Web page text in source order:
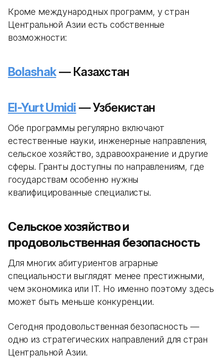
Кроме международных программ, у стран
Центральной Азии есть собственные
возможности:
Bolashak— Казахстан
El-Yurt Umidi — Узбекистан
Обе программы регулярно включают
естественные науки, инженерные направления,
сельское хозяйство, здравоохранение и другие
сферы. Гранты доступны по направлениям, где
государствам особенно нужны
квалифицированные специалисты.
Сельское хозяйство и
продовольственная безопасность
Для многих абитуриентов аграрные
специальности выглядят менее престижными,
чем экономика или IT. Но именно поэтому здесь
может быть меньше конкуренции.
Сегодня продовольственная безопасность —
одно из стратегических направлений для стран
Центральной Азии.